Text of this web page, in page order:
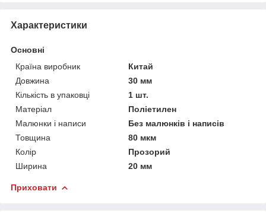
Характеристики
Основні
Країна виробник
Китай
Довжина
30 мм
Кількість в упаковці
1 шт.
Матеріал
Поліетилен
Малюнки і написи
Без малюнків і написів
Товщина
80 мкм
Колір
Прозорий
Ширина
20 мм
Приховати